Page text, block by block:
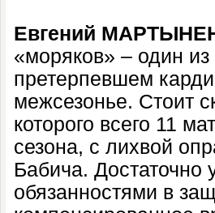
Евгений
«моряков» – один из
претерпевшем
межсезонье. Стоит
которого всего 11
сезона, с лихвой
Бабича. Достаточно
обязанностями в